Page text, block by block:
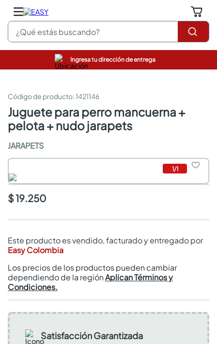
¿Qué estás buscando?
Ingresa tu dirección de entrega
:1421146
juguete para perro mancuerna +
pelota + nudo jarapets
JARAPETS
1/1
$ 19.250
Este producto es vendido, facturado y entregado por
Easy Colombia
Los precios de los productos pueden cambiar
dependiendo de la regiónAplican Términos y
Condiciones.
Satisfacción Garantizada
pinturas
sanitarios
comedor
escritorio
comedores
armarios closet